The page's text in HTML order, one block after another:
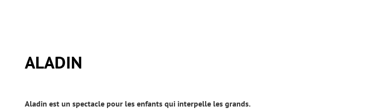
ALADIN
Aladin est un spectacle pour les enfants qui interpelle les grands.